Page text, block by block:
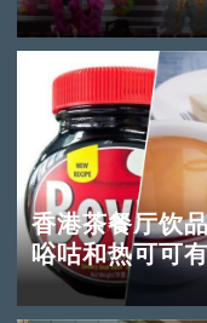
香港茶餐厅饮
唂咕和热可可